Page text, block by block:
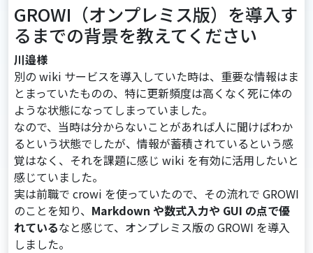
GROWI（オンプレミス版）を導入す
るまでの背景を教えてください
川邉様
別の wiki サービスを導入していた時は、重要な情報はま
とまっていたものの、特に更新頻度は高くなく死に体の
ような状態になってしまっていました。
なので、当時は分からないことがあれば人に聞けばわか
るという状態でしたが、情報が蓄積されているという感
覚はなく、それを課題に感じ wiki を有効に活用したいと
感じていました。
実は前職で crowi を使っていたので、その流れで GROWI
のことを知り、 Markdown や数式入力や GUI の点で優
れているなと感じて、オンプレミス版の GROWI を導入
しました。